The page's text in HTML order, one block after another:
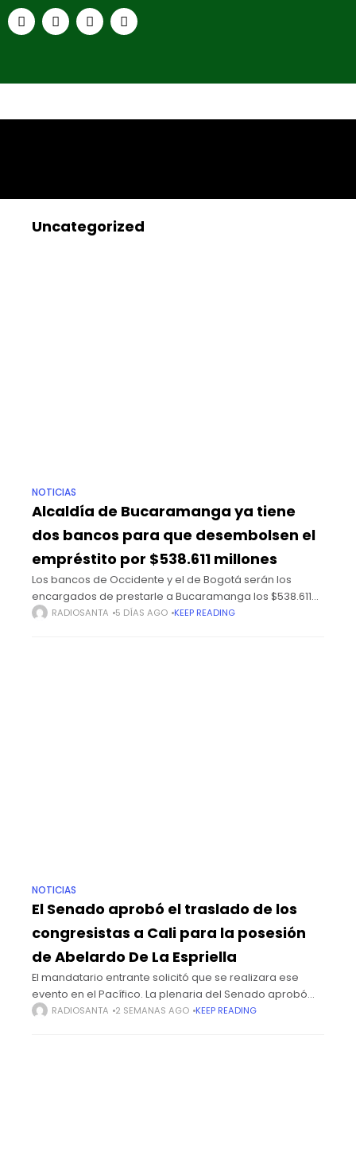
Uncategorized
NOTICIAS
Alcaldía de Bucaramanga ya tiene
dos bancos para que desembolsen el
empréstito por $538.611 millones
Los bancos de Occidente y el de Bogotá serán los
encargados de prestarle a Bucaramanga los $538.611
millones que se invertirán en el cambio de la red
RADIOSANTA 5 DÍAS AGO KEEP READING
NOTICIAS
El Senado aprobó el traslado de los
congresistas a Cali para la posesión
de Abelardo De La Espriella
El mandatario entrante solicitó que se realizara ese
evento en el Pacífico. La plenaria del Senado aprobó
una proposición para que los congresistas se puedan
RADIOSANTA 2 SEMANAS AGO KEEP READING